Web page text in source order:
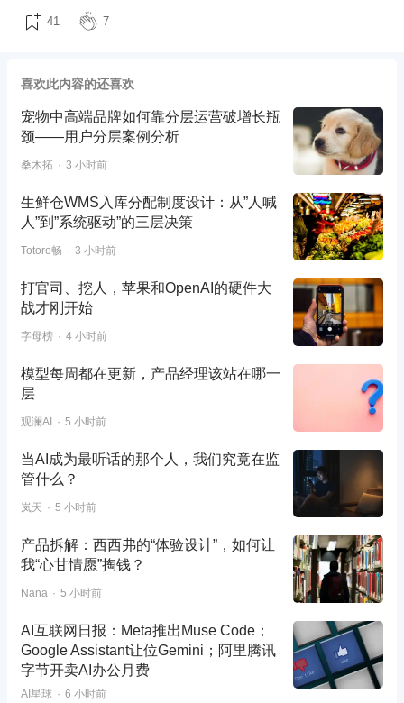
41 7
喜欢此内容的还喜欢
宠物中高端品牌如何靠分层运营破增长瓶
颈——用户分层案例分析
桑木拓 3 小时前
生鲜仓WMS入库分配制度设计：从”人喊
人”到”系统驱动”的三层决策
Totoro畅 3 小时前
打官司、挖人，苹果和OpenAI的硬件大
战才刚开始
字母榜 4 小时前
模型每周都在更新，产品经理该站在哪一
层
观澜AI 5 小时前
当AI成为最听话的那个人，我们究竟在监
管什么？
岚天 5 小时前
产品拆解：西西弗的“体验设计”，如何让
我“心甘情愿”掏钱？
Nana 5 小时前
AI互联网日报：Meta推出Muse Code；
Google Assistant让位Gemini；阿里腾讯
字节开卖AI办公月费
AI星球 6 小时前